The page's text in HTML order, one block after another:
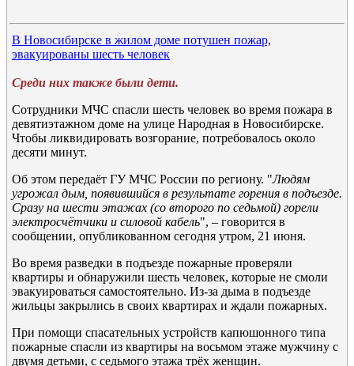
В Новосибирске в жилом доме потушен пожар,
эвакуированы шесть человек
Среди них также были дети.
Сотрудники МЧС спасли шесть человек во время пожара в
девятиэтажном доме на улице Народная в Новосибирске.
Чтобы ликвидировать возгорание, потребовалось около
десяти минут.
Об этом передаёт ГУ МЧС России по региону. "Людям
угрожал дым, появившийся в результате горения в подъезде.
Сразу на шести этажах (со второго по седьмой) горели
электросчётчики и силовой кабель", – говорится в
сообщении, опубликованном сегодня утром, 21 июня.
Во время разведки в подъезде пожарные проверяли
квартиры и обнаружили шесть человек, которые не смоли
эвакуироваться самостоятельно. Из-за дыма в подъезде
жильцы закрылись в своих квартирах и ждали пожарных.
При помощи спасательных устройств капюшонного типа
пожарные спасли из квартиры на восьмом этаже мужчину с
двумя детьми, с седьмого этажа трёх женщин.